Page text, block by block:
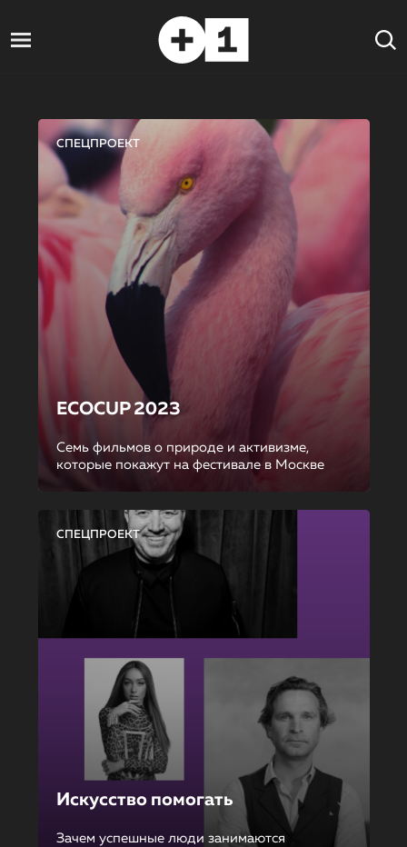
СПЕЦПРОЕКТ
ECOCUP 2023
Семь фильмов о природе и активизме,
которые покажут на фестивале в Москве
СПЕЦПРОЕКТ
Искусство помогать
Зачем успешные люди занимаются